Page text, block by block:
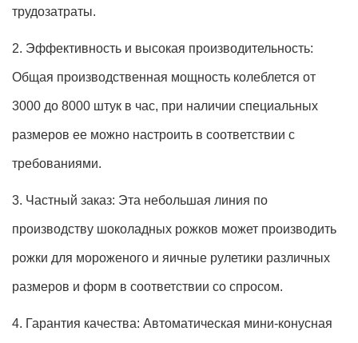
трудозатраты.
2. Эффективность и высокая производительность:
Общая производственная мощность колеблется от
3000 до 8000 штук в час, при наличии специальных
размеров ее можно настроить в соответствии с
требованиями.
3. Частный заказ: Эта небольшая линия по
производству шоколадных рожков может производить
рожки для мороженого и яичные рулетики различных
размеров и форм в соответствии со спросом.
4. Гарантия качества: Автоматическая мини-конусная